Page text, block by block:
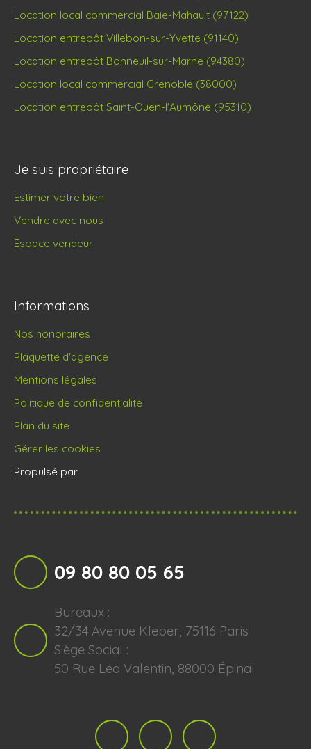
Location local commercial Baie-Mahault (97122)
Location entrepôt Villebon-sur-Yvette (91140)
Location entrepôt Bonneuil-sur-Marne (94380)
Location local commercial Grenoble (38000)
Location entrepôt Saint-Ouen-l'Aumône (95310)
Je suis propriétaire
Estimer votre bien
Vendre avec nous
Espace vendeur
Informations
Nos honoraires
Plaquette d'agence
Mentions légales
Politique de confidentialité
Plan du site
Gérer les cookies
Propulsé par
09 80 80 05 65
Bureaux :
32/34 Avenue Kleber, 75116 Paris
Siège Social :
50 Rue Léo Valentin, 88000 Épinal